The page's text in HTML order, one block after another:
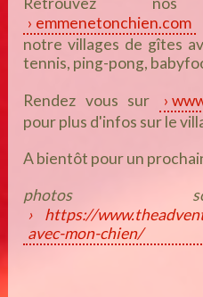
emmenetonchien.com
notre villages de gîtes
tennis, ping-pong,
Rendez vous sur
pour plus d'infos sur le
A bientôt pour un
photos
https://
avec-mon-chien/